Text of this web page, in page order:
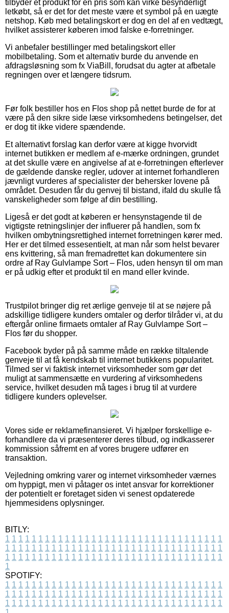
tilbyder et produkt for en pris som kan virke besynderligt
letkøbt, så er det for det meste være et symbol på en uægte
netshop. Køb med betalingskort er dog en del af en vedtægt,
hvilket assisterer køberen imod falske e-forretninger.
Vi anbefaler bestillinger med betalingskort eller
mobilbetaling. Som et alternativ burde du anvende en
afdragsløsning som fx ViaBill, forudsat du agter at afbetale
regningen over et længere tidsrum.
Før folk bestiller hos en Flos shop på nettet burde de for at
være på den sikre side læse virksomhedens betingelser, det
er dog tit ikke videre spændende.
Et alternativt forslag kan derfor være at kigge hvorvidt
internet butikken er medlem af e-mærke ordningen, grundet
at det skulle være en angivelse af at e-forretningen efterlever
de gældende danske regler, udover at internet forhandleren
jævnligt vurderes af specialister der behersker lovene på
området. Desuden får du genvej til bistand, ifald du skulle få
vanskeligheder som følge af din bestilling.
Ligeså er det godt at køberen er hensynstagende til de
vigtigste retningslinjer der influerer på handlen, som fx
hvilken ombytningsrettighed internet forretningen kører med.
Her er det tilmed essesentielt, at man når som helst bevarer
ens kvittering, så man fremadrettet kan dokumentere sin
ordre af Ray Gulvlampe Sort – Flos, uden hensyn til om man
er på udkig efter et produkt til en mand eller kvinde.
Trustpilot bringer dig ret ærlige genveje til at se nøjere på
adskillige tidligere kunders omtaler og derfor tilråder vi, at du
eftergår online firmaets omtaler af Ray Gulvlampe Sort –
Flos før du shopper.
Facebook byder på på samme måde en række tiltalende
genveje til at få kendskab til internet butikkens popularitet.
Tilmed ser vi faktisk internet virksomheder som gør det
muligt at sammensætte en vurdering af virksomhedens
service, hvilket desuden må tages i brug til at vurdere
tidligere kunders oplevelser.
Vores side er reklamefinansieret. Vi hjælper forskellige e-
forhandlere da vi præsenterer deres tilbud, og indkasserer
kommission såfremt en af vores brugere udfører en
transaktion.
Vejledning omkring varer og internet virksomheder værnes
om hyppigt, men vi påtager os intet ansvar for korrektioner
der potentielt er foretaget siden vi senest opdaterede
hjemmesidens oplysninger.
BITLY:
1 1 1 1 1 1 1 1 1 1 1 1 1 1 1 1 1 1 1 1 1 1 1 1 1 1 1 1 1 1 1 1 1
1 1 1 1 1 1 1 1 1 1 1 1 1 1 1 1 1 1 1 1 1 1 1 1 1 1 1 1 1 1 1 1 1
1 1 1 1 1 1 1 1 1 1 1 1 1 1 1 1 1 1 1 1 1 1 1 1 1 1 1 1 1 1 1 1 1
1
SPOTIFY:
1 1 1 1 1 1 1 1 1 1 1 1 1 1 1 1 1 1 1 1 1 1 1 1 1 1 1 1 1 1 1 1 1
1 1 1 1 1 1 1 1 1 1 1 1 1 1 1 1 1 1 1 1 1 1 1 1 1 1 1 1 1 1 1 1 1
1 1 1 1 1 1 1 1 1 1 1 1 1 1 1 1 1 1 1 1 1 1 1 1 1 1 1 1 1 1 1 1 1